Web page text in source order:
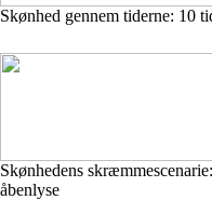
Skønhed gennem tiderne: 10
Skønhedens
åbenlyse